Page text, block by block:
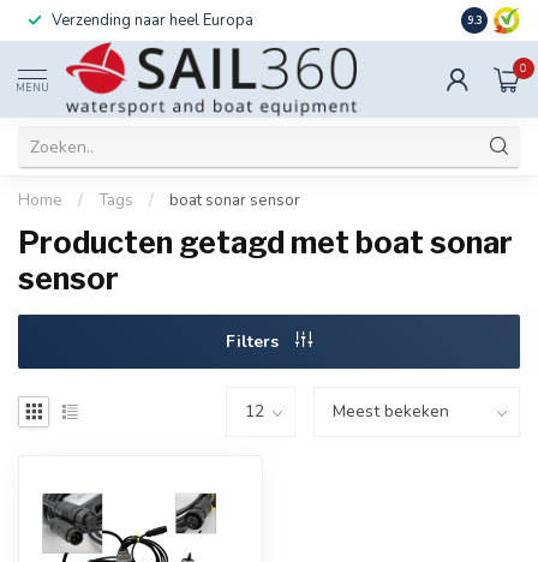
Verzending naar heel Europa Ook
9.3
MENU
0
Home / Tags / boat sonar sensor
Producten getagd met boat sonar
sensor
Filters